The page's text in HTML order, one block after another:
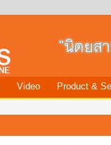
Video Product &